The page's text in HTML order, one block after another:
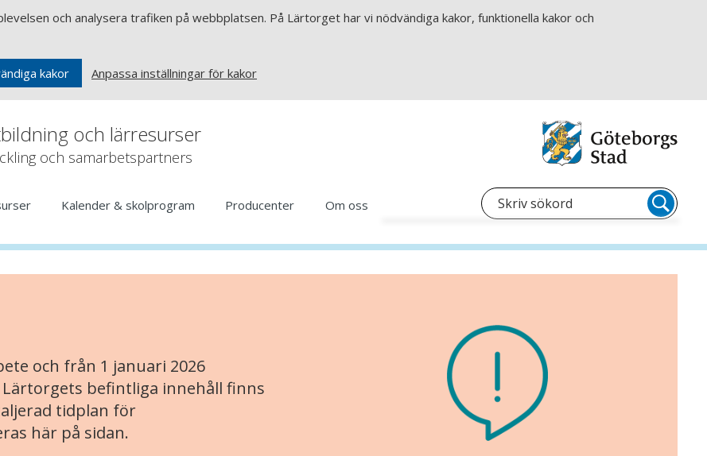
och analysera trafiken på webbplatsen. På Lärtorget har vi nödvändiga kakor, funktionella kakor och
kakor Anpassa inställningar för kakor
och lärresurser
och samarbetspartners
Kalender & skolprogram Producenter Om oss
och från 1 januari 2026
befintliga innehåll finns
tidplan för
här på sidan.